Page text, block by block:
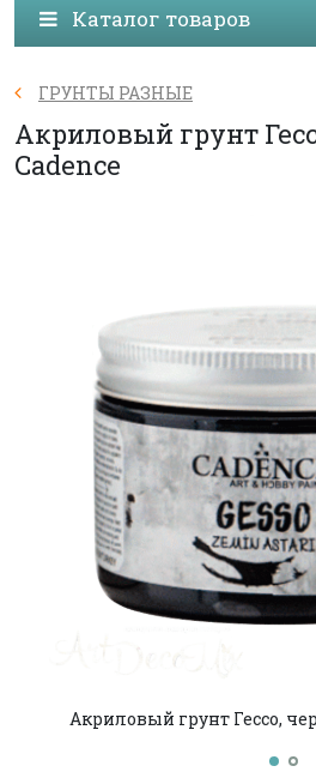
Каталог товаров
ГРУНТЫ РАЗНЫЕ
Акриловый грунт
Cadence
Акриловый грунт Гессо,